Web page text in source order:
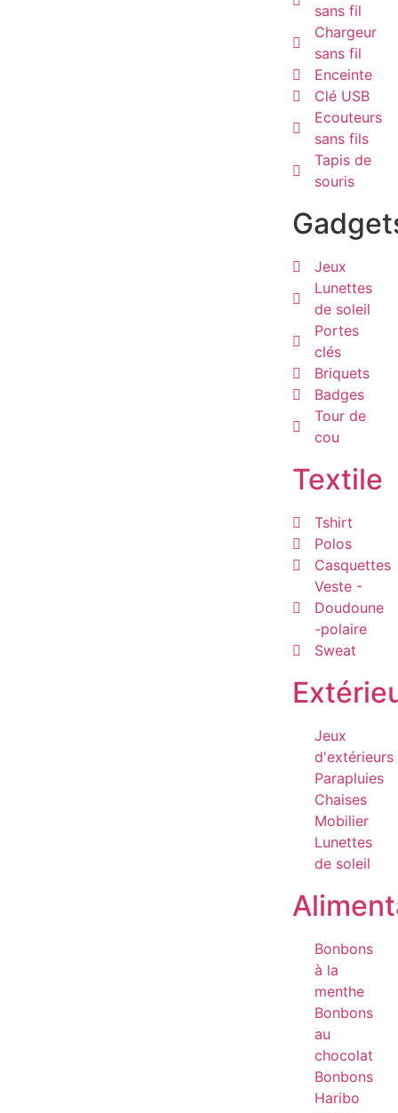
sans fil
Chargeur
sans fil
Enceinte
Clé USB
Ecouteurs
sans fils
Tapis de
souris
Jeux
Lunettes
de soleil
Portes
clés
Briquets
Badges
Tour de
cou
Textile
Tshirt
Polos
Casquettes
Veste -
Doudoune
-polaire
Sweat
Jeux
d'extérieurs
Parapluies
Chaises
Mobilier
Lunettes
de soleil
Bonbons
à la
menthe
Bonbons
au
chocolat
Bonbons
Haribo